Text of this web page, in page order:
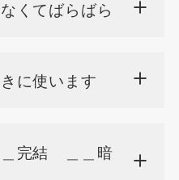
くてばらばら
に使います
完結 ＿＿暗